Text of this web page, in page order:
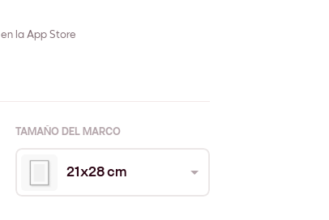
la App Store
TAMAÑO DEL MARCO
21x28 cm